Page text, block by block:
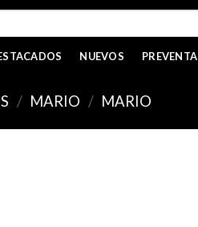
NUEVOS PREVENTA
/ MARIO / MARIO